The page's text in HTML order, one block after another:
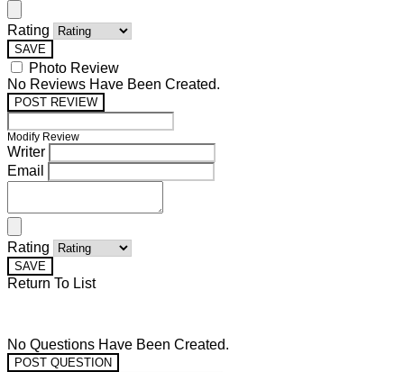
Rating
SAVE
Photo Review
No Reviews Have Been Created.
POST REVIEW
Modify Review
Writer
Email
Rating
SAVE
Return To List
No Questions Have Been Created.
POST QUESTION